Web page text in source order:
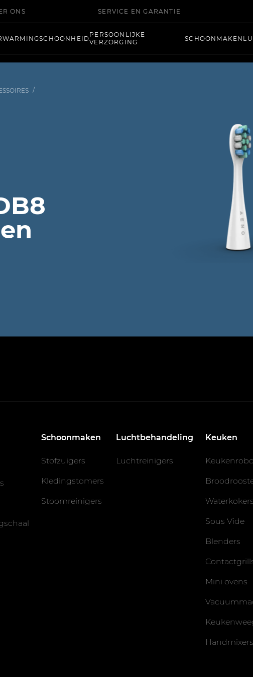
ONS SERVICE EN GARANTIE
SCHOONHEIDPERSOONLIJKE
VERZORGING
SCHOONMAKEN
/
Schoonmaken
Stofzuigers
Kledingstomers
Stoomreinigers
Luchtbehandeling
Luchtreinigers
Keuken
Waterkokers
Sous Vide
Blenders
Mini ovens
Handmixers